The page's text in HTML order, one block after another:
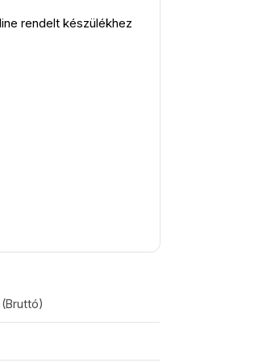
rendelt készülékhez
(Bruttó)